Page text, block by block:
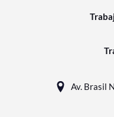
Av. Brasil